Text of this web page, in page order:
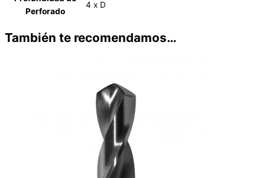
Perforado
4 x D
También te recomendamos…